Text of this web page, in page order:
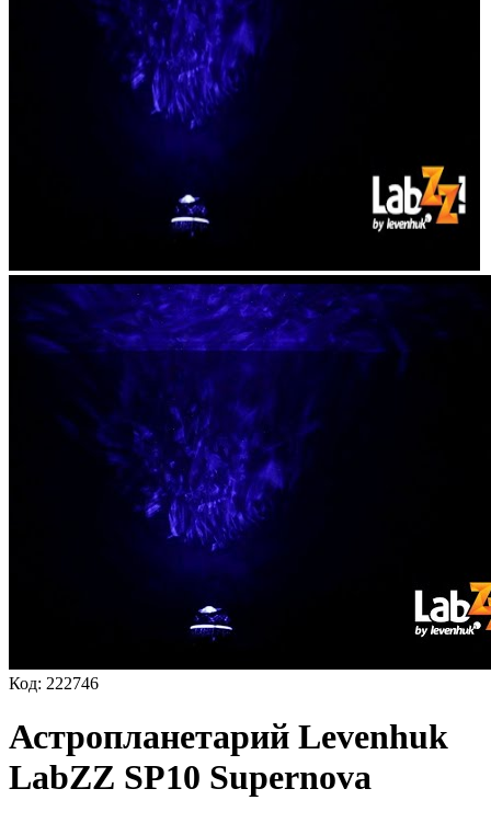
Код: 222746
Астропланетарий Levenhuk
LabZZ SP10 Supernova